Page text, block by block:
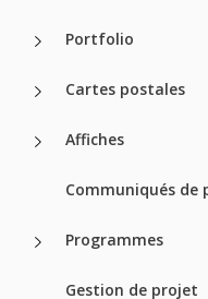
Portfolio
Cartes postales
Affiches
Communiqués de
Programmes
Gestion de projet